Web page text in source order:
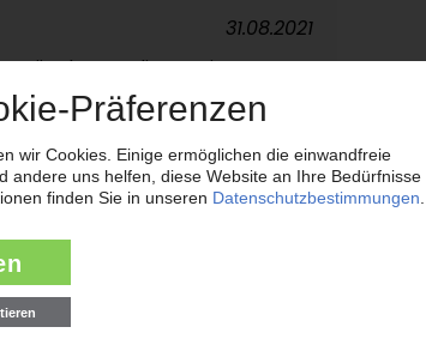
München verliert weitere
31.08.2021
/ Hat auch französische
01.07.2021